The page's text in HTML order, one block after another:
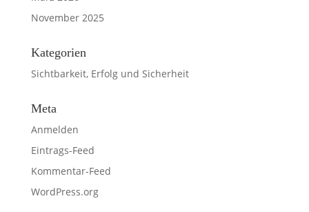
November 2025
Kategorien
Sichtbarkeit, Erfolg und Sicherheit
Meta
Anmelden
Eintrags-Feed
Kommentar-Feed
WordPress.org